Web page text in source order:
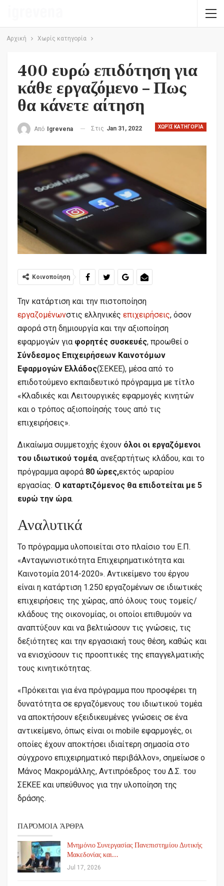
Αρχική Χωρίς κατηγορία
400 ευρώ επιδότηση για
κάθε εργαζόμενο – Πως
θα κάνετε αίτηση
ΧΩΡΊΣ ΚΑΤΗΓΟΡΊΑ
Από Igrevena Στις Jan 31, 2022
Κοινοποίηση
Την κατάρτιση και την πιστοποίηση
εργαζομένωνστις ελληνικές επιχειρήσεις, όσον
αφορά στη δημιουργία και την αξιοποίηση
εφαρμογών για φορητές συσκευές, προωθεί ο
Σύνδεσμος Επιχειρήσεων Καινοτόμων
Εφαρμογών Ελλάδος(ΣΕΚΕΕ), μέσα από το
επιδοτούμενο εκπαιδευτικό πρόγραμμα με τίτλο
«Κλαδικές και Λειτουργικές εφαρμογές κινητών
και ο τρόπος αξιοποίησής τους από τις
επιχειρήσεις».
Δικαίωμα συμμετοχής έχουν όλοι οι εργαζόμενοι
του ιδιωτικού τομέα, ανεξαρτήτως κλάδου, και το
πρόγραμμα αφορά 80 ώρες,εκτός ωραρίου
εργασίας. Ο καταρτιζόμενος θα επιδοτείται με 5
ευρώ την ώρα.
Αναλυτικά
Το πρόγραμμα υλοποιείται στο πλαίσιο του Ε.Π.
«Ανταγωνιστικότητα Επιχειρηματικότητα και
Καινοτομία 2014-2020». Αντικείμενο του έργου
είναι η κατάρτιση 1.250 εργαζομένων σε ιδιωτικές
επιχειρήσεις της χώρας, από όλους τους τομείς/
κλάδους της οικονομίας, οι οποίοι επιθυμούν να
αναπτύξουν και να βελτιώσουν τις γνώσεις, τις
δεξιότητες και την εργασιακή τους θέση, καθώς και
να ενισχύσουν τις προοπτικές της επαγγελματικής
τους κινητικότητας.
«Πρόκειται για ένα πρόγραμμα που προσφέρει τη
δυνατότητα σε εργαζόμενους του ιδιωτικού τομέα
να αποκτήσουν εξειδικευμένες γνώσεις σε ένα
αντικείμενο, όπως είναι οι mobile εφαρμογές, οι
οποίες έχουν αποκτήσει ιδιαίτερη σημασία στο
σύγχρονο επιχειρηματικό περιβάλλον», σημείωσε ο
Μάνος Μακρομάλλης, Αντιπρόεδρος του Δ.Σ. του
ΣΕΚΕΕ και υπεύθυνος για την υλοποίηση της
δράσης.
ΠΑΡΌΜΟΙΑ ΆΡΘΡΑ
Μνημόνιο Συνεργασίας Πανεπιστημίου Δυτικής
Μακεδονίας και…
Jul 17, 2026